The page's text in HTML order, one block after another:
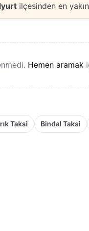
ilçesinden en
Hemen aramak
Taksi Bindal Taksi